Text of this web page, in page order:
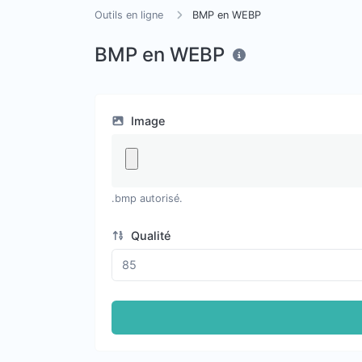
Outils en ligne BMP en WEBP
BMP en WEBP
Image
.bmp autorisé.
Qualité